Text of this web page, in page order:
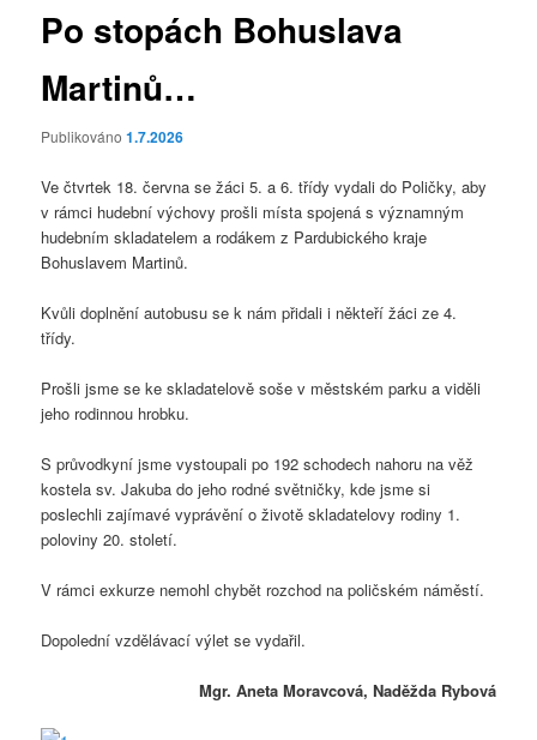
Po stopách Bohuslava
Martinů…
Publikováno1.7.2026
Ve čtvrtek 18. června se žáci 5. a 6. třídy vydali do Poličky, aby
v rámci hudební výchovy prošli místa spojená s významným
hudebním skladatelem a rodákem z Pardubického kraje
Bohuslavem Martinů.
Kvůli doplnění autobusu se k nám přidali i někteří žáci ze 4.
třídy.
Prošli jsme se ke skladatelově soše v městském parku a viděli
jeho rodinnou hrobku.
S průvodkyní jsme vystoupali po 192 schodech nahoru na věž
kostela sv. Jakuba do jeho rodné světničky, kde jsme si
poslechli zajímavé vyprávění o životě skladatelovy rodiny 1.
poloviny 20. století.
V rámci exkurze nemohl chybět rozchod na poličském náměstí.
Dopolední vzdělávací výlet se vydařil.
Mgr. Aneta Moravcová, Naděžda Rybová